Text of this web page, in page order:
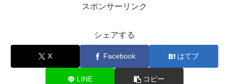
スポンサーリンク
シェアする
X Facebook はてブ
LINE コピー